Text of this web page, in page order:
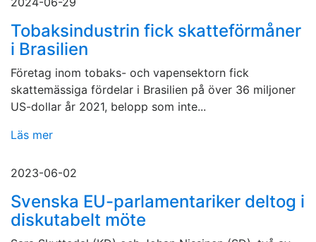
Tobaksindustrin fick skatteförmåner
i Brasilien
Företag inom tobaks- och vapensektorn fick
skattemässiga fördelar i Brasilien på över 36 miljoner
US-dollar år 2021, belopp som inte...
Läs mer
2023-06-02
Svenska EU-parlamentariker deltog i
diskutabelt möte